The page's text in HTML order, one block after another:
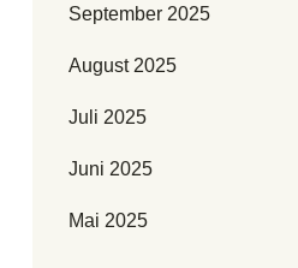
September 2025
August 2025
Juli 2025
Juni 2025
Mai 2025